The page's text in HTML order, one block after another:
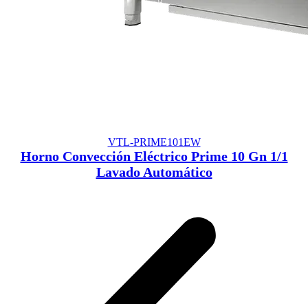
VTL-PRIME101EW
Horno Convección Eléctrico Prime 10 Gn 1/1
Lavado Automático